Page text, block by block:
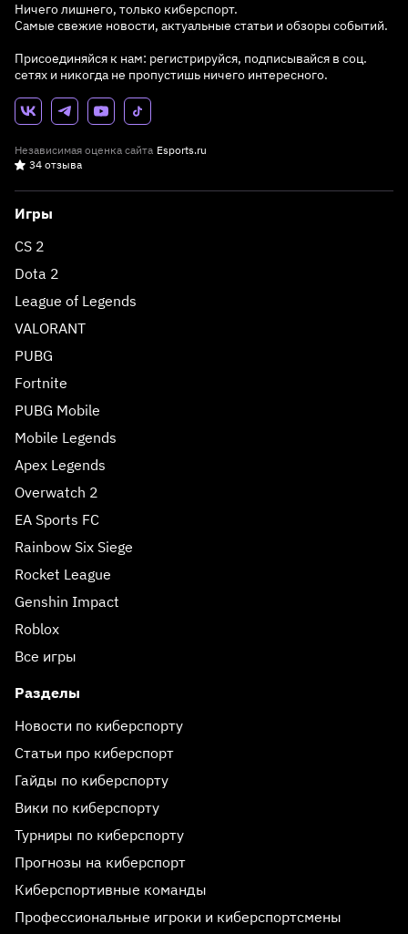
Ничего лишнего, только киберспорт.
Самые свежие новости, актуальные статьи и обзоры событий.
Присоединяйся к нам: регистрируйся, подписывайся в соц.
сетях и никогда не пропустишь ничего интересного.
Независимая оценка сайта Esports.ru
34 отзыва
Игры
CS 2
Dota 2
League of Legends
VALORANT
PUBG
Fortnite
PUBG Mobile
Mobile Legends
Apex Legends
Overwatch 2
EA Sports FC
Rainbow Six Siege
Rocket League
Genshin Impact
Roblox
Все игры
Разделы
Новости по киберспорту
Статьи про киберспорт
Гайды по киберспорту
Вики по киберспорту
Турниры по киберспорту
Прогнозы на киберспорт
Киберспортивные команды
Профессиональные игроки и киберспортсмены